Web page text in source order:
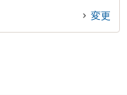
変更